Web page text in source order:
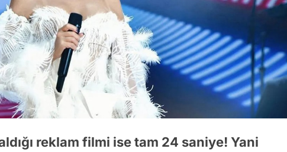
reklam filmi ise tam 24 saniye! Yani